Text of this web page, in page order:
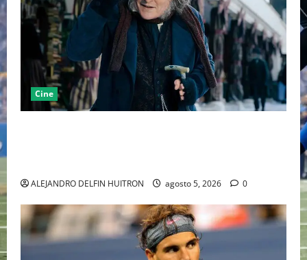
Cine
ALEJANDRO DELFIN HUITRON agosto 5, 2026 0